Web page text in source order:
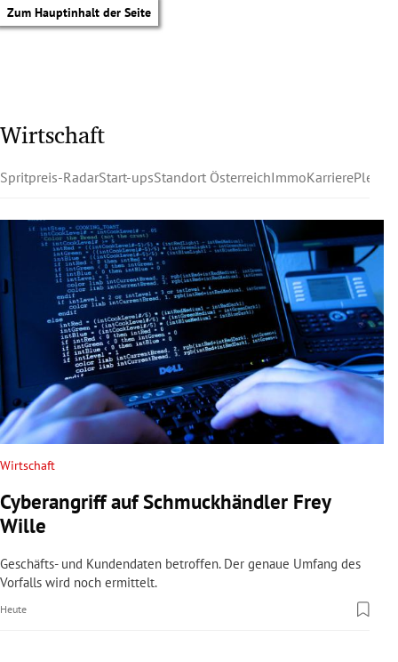
Zum Hauptinhalt der Seite
Untermenü
Untermenü
Untermenü
Untermenü
Untermenü
Wirtschaft
Spritpreis-RadarStart-upsStandort ÖsterreichImmoKarriere
Wirtschaft
Cyberangriff auf Schmuckhändler Frey
Wille
Geschäfts- und Kundendaten betroffen. Der genaue Umfang des
Vorfalls wird noch ermittelt.
Heute